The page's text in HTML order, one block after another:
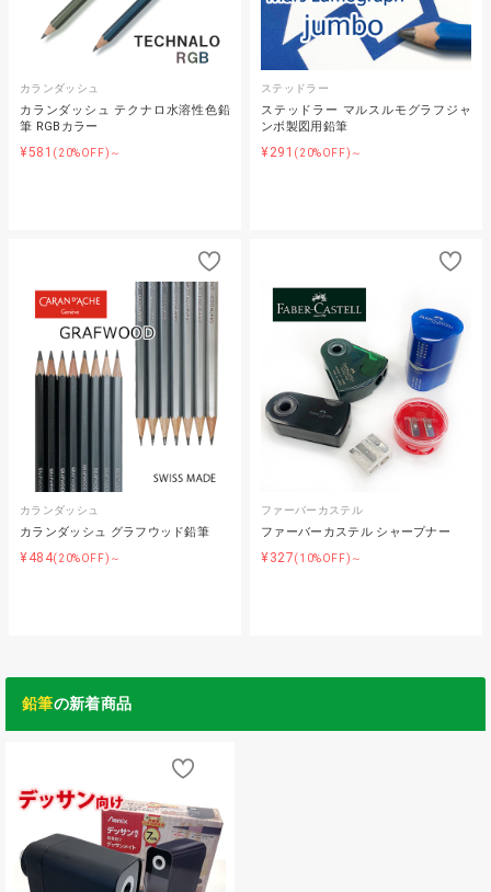
カランダッシュ
カランダッシュ テクナロ水溶性色鉛
筆 RGBカラー
¥581 (20%OFF)～
ステッドラー
ステッドラー マルスルモグラフジャ
ンボ製図用鉛筆
¥291 (20%OFF)～
カランダッシュ
カランダッシュ グラフウッド鉛筆
¥484(20%OFF)～
ファーバーカステル
ファーバーカステル シャープナー
¥327(10%OFF)～
鉛筆の新着商品